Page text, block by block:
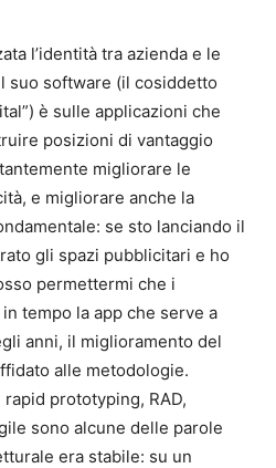
l’identità tra azienda e le
suo software (il cosiddetto
è sulle applicazioni che
posizioni di vantaggio
migliorare le
e migliorare anche la
se sto lanciando il
gli spazi pubblicitari e ho
permettermi che i
tempo la app che serve a
anni, il miglioramento del
alle metodologie.
prototyping, RAD,
sono alcune delle parole
era stabile: su un